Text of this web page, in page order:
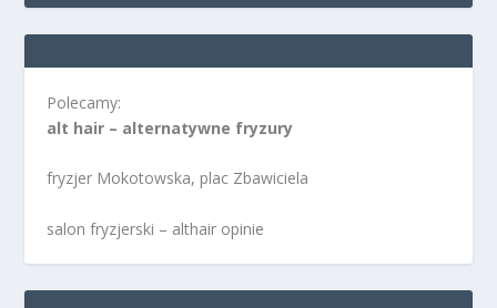
Polecamy:
alt hair – alternatywne fryzury
fryzjer Mokotowska, plac Zbawiciela
salon fryzjerski – althair opinie